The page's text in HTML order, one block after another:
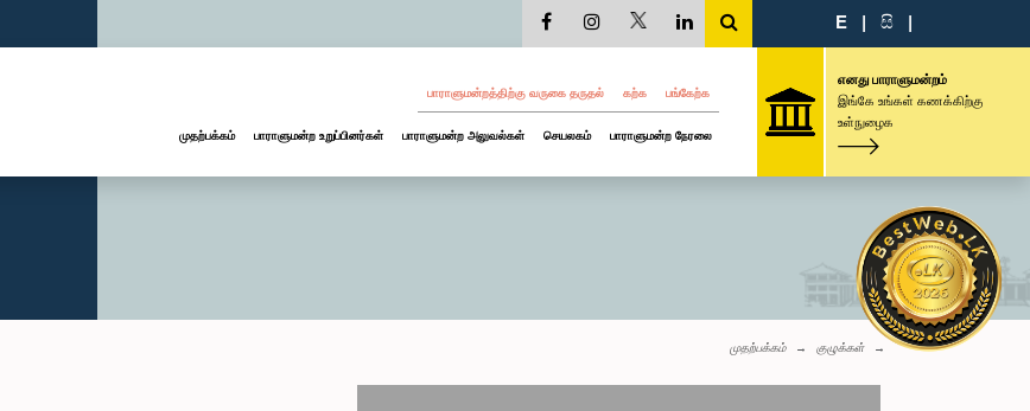
E | සි |
பாராளுமன்றத்திற்கு வருகை தருதல் கற்க பங்கேற்க
முதற்பக்கம் பாராளுமன்ற உறுப்பினர்கள் பாராளுமன்ற அலுவல்கள் செயலகம் பாராளுமன்ற நேரலை
எனது பாராளுமன்றம்
இங்கே உங்கள் கணக்கிற்கு
உள்நுழைக
முதற்பக்கம் குழுக்கள்